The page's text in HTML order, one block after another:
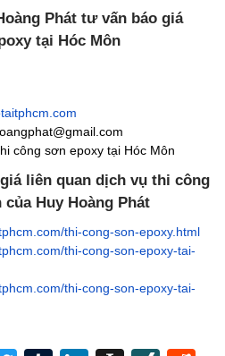
Phát tư vấn báo giá
tại Hóc Môn
công sơn epoxy tại Hóc Môn
liên quan dịch vụ thi công
Huy Hoàng Phát
thi-cong-son-epoxy.html
thi-cong-son-epoxy-tai-
thi-cong-son-epoxy-tai-